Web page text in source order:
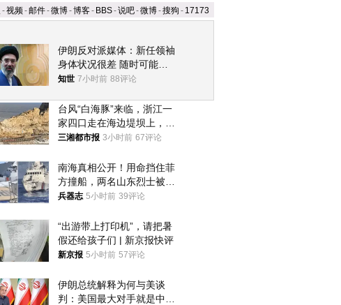
-视频-邮件-微博-博客- BBS-说吧-微博-搜狗 - 17173
伊朗反对派媒体：新任领袖
身体状况很差 随时可能离
世
知世 7小时前 88评论
台风“白海豚”来临，浙江一
家四口走在海边堤坝上，其
中9岁男孩被巨浪卷入海
三湘都市报 3小时前 67评论
南海真相公开！用命挡住菲
方撞船，两名山东烈士被授
武警最高荣誉
兵器志 5小时前 39评论
“出游带上打印机”，请把暑
假还给孩子们 | 新京报快评
新京报 5小时前 57评论
伊朗总统解释为何与美谈
判：美国最大对手就是中